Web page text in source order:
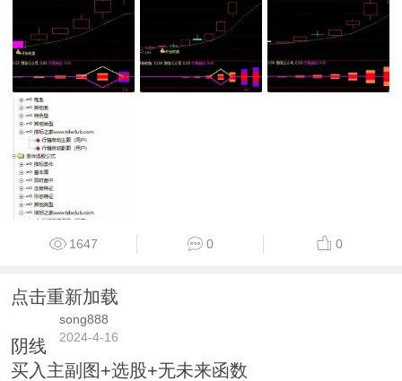
1647 0 0
点击重新加载
song888
2024-4-16
阴线
买入主副图+选股+无未来函数